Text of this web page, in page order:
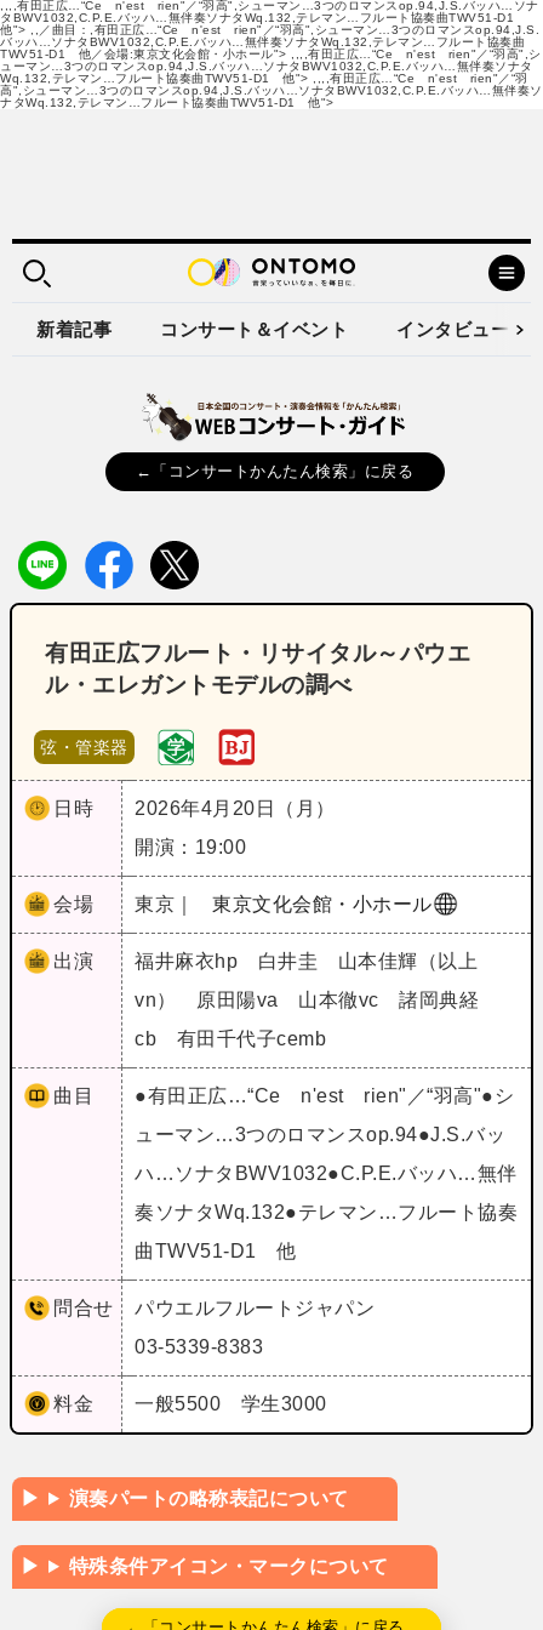
,,,,有田正広…“Ce n'est rien"／“羽高",シューマン…3つのロマンスop.94,J.S.バッハ…ソナ
タBWV1032,C.P.E.バッハ…無伴奏ソナタWq.132,テレマン…フルート協奏曲TWV51‐D1
他">
,,／曲目：,有田正広…“Ce n'est rien"／“羽高",シューマン…3つのロマンスop.94,J.S.
バッハ…ソナタBWV1032,C.P.E.バッハ…無伴奏ソナタWq.132,テレマン…フルート協奏曲
TWV51‐D1 他／会場:東京文化会館・小ホール">
,,,,有田正広…“Ce n'est rien"／“羽高",シ
ューマン…3つのロマンスop.94,J.S.バッハ…ソナタBWV1032,C.P.E.バッハ…無伴奏ソナタ
Wq.132,テレマン…フルート協奏曲TWV51‐D1 他">
,,,,有田正広…“Ce n'est rien"／“羽
高",シューマン…3つのロマンスop.94,J.S.バッハ…ソナタBWV1032,C.P.E.バッハ…無伴奏ソ
ナタWq.132,テレマン…フルート協奏曲TWV51‐D1 他">
新着記事 コンサート＆イベント インタビュー
←「コンサートかんたん検索」に戻る
有田正広フルート・リサイタル～パウエ
ル・エレガントモデルの調べ
弦・管楽器
日時
2026年4月20日（月）
開演：19:00
会場 東京｜ 東京文化会館・小ホール
出演
福井麻衣hp 白井圭 山本佳輝（以上
vn） 原田陽va 山本徹vc 諸岡典経
cb 有田千代子cemb
曲目
●有田正広…“Ce n'est rien"／“羽高"●シ
ューマン…3つのロマンスop.94●J.S.バッ
ハ…ソナタBWV1032●C.P.E.バッハ…無伴
奏ソナタWq.132●テレマン…フルート協奏
曲TWV51‐D1 他
問合せ
パウエルフルートジャパン
03-5339-8383
料金 一般5500 学生3000
演奏パートの略称表記について
特殊条件アイコン・マークについて